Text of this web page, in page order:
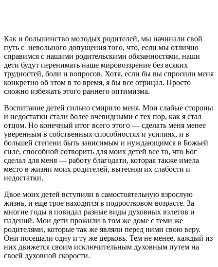
Как и большинство молодых родителей, мы начинали свой
путь с невольного допущения того, что, если мы отлично
справимся с нашими родительскими обязанностями, наши
дети будут перенимать наше мировоззрение без всяких
трудностей, боли и вопросов. Хотя, если бы вы спросили меня
конкретно об этом в то время, я бы все отрицал. Просто
сложно избежать этого раннего оптимизма.
Воспитание детей сильно смирило меня. Мои слабые стороны
и недостатки стали более очевидными с тех пор, как я стал
отцом. Но конечный итог всего этого — сделать меня менее
уверенным в собственных способностях и усилиях, и в
большей степени быть зависимым и нуждающимся в Божьей
силе, способной сотворить для моих детей все то, что Бог
сделал для меня — работу благодати, которая также имела
место в жизни моих родителей, вытесняя их слабости и
недостатки.
Двое моих детей вступили в самостоятельную взрослую
жизнь, и еще трое находятся в подростковом возрасте. За
многие годы я повидал разные виды духовных взлетов и
падений. Мои дети прожили в том же доме с теми же
родителями, которые так же являли перед ними свою веру.
Они посещали одну и ту же церковь. Тем не менее, каждый из
них движется своим исключительным духовным путем на
своей духовной скорости.